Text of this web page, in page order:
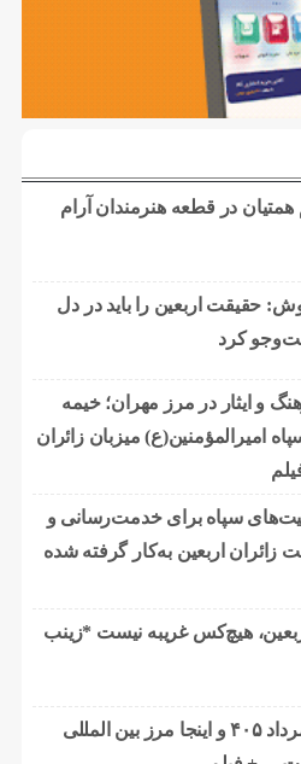
همتیان در قطعه هنرمندان آرام
حقیقت اربعین را باید در دل
کرد
و ایثار در مرز مهران؛ خیمه
امیرالمؤمنین(ع) میزبان زائران
سپاه برای خدمت‌رسانی و
زائران اربعین به‌کار گرفته شده
هیچ‌کس غریبه نیست *زینب
امروز ۶ مرداد ۴۰۵ و اینجا مرز بین المللی